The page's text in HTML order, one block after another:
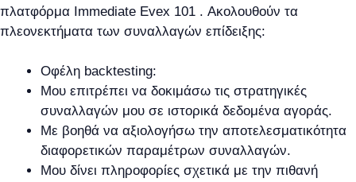
πλατφόρμα Immediate Evex 101 . Ακολουθούν τα
πλεονεκτήματα των συναλλαγών επίδειξης:
Οφέλη backtesting:
Μου επιτρέπει να δοκιμάσω τις στρατηγικές
συναλλαγών μου σε ιστορικά δεδομένα αγοράς.
Με βοηθά να αξιολογήσω την αποτελεσματικότητα
διαφορετικών παραμέτρων συναλλαγών.
Μου δίνει πληροφορίες σχετικά με την πιθανή